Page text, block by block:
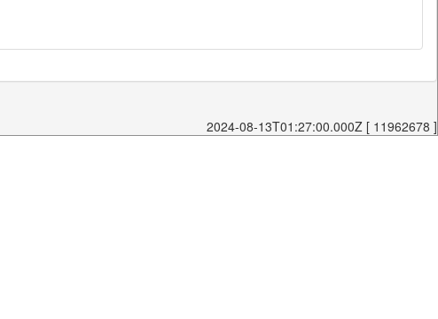
2024-08-13T01:27:00.000Z [ 11962678 ]